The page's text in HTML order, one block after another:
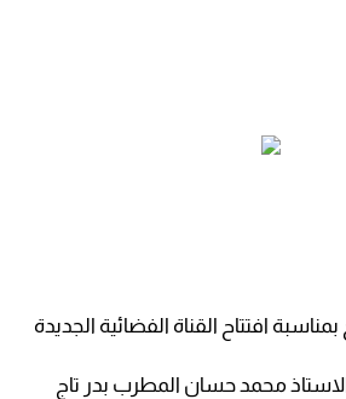
كرم رئيس قناة HBC الاستاذ محمد حسان المطرب بدر تاج